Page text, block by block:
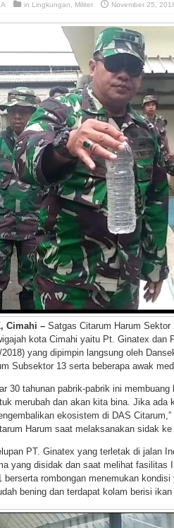
in Lingkungan, Militer November 25,
Cimahi – Satgas Citarum Harum
kota Cimahi yaitu Pt. Ginatex dan
yang dipimpin langsung oleh
Subsektor 13 serta beberapa awak
30 tahunan pabrik-pabrik ini
merubah dan akan kita bina. Jika
ekosistem di DAS
Harum saat melaksanakan sidak
PT. Ginatex yang terletak di jalan
yang disidak dan saat melihat fasilitas
berserta rombongan menemukan
bening dan terdapat kolam berisi